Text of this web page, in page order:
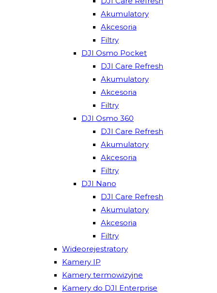
Akumulatory
Akcesoria
Filtry
DJI Osmo Pocket
DJI Care Refresh
Akumulatory
Akcesoria
Filtry
DJI Osmo 360
DJI Care Refresh
Akumulatory
Akcesoria
Filtry
DJI Nano
DJI Care Refresh
Akumulatory
Akcesoria
Filtry
Wideorejestratory
Kamery IP
Kamery termowizyjne
Kamery do DJI Enterprise